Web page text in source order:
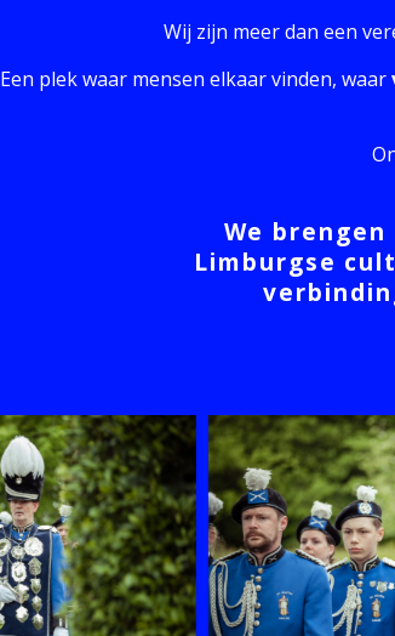
Wij zijn meer dan een
Een plek waar mensen elkaar vinden, waar
We brengen
Limburgse